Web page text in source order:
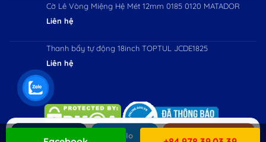
Zalo
Cờ Lê Vòng Miệng Hệ Mét 12mm 0185 0120 MATADOR
Liên hệ
Thanh bẩy tự động 18inch TOPTUL JCDE1825
Liên hệ